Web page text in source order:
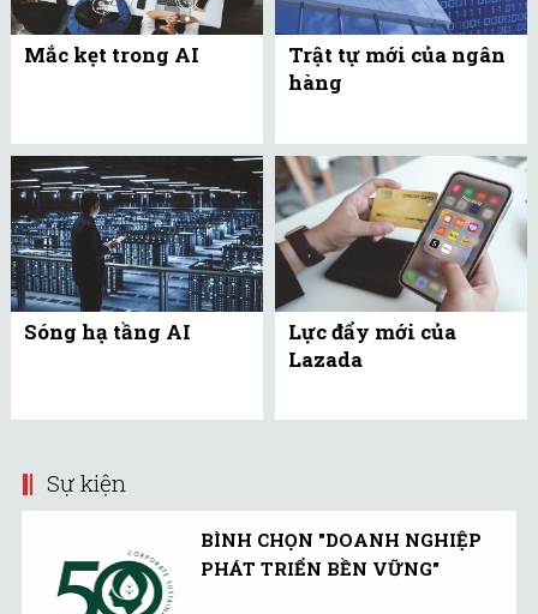
Mắc kẹt trong AI
Trật tự mới của ngân
hàng
Sóng hạ tầng AI
Lực đẩy mới của
Lazada
Sự kiện
BÌNH CHỌN "DOANH NGHIỆP
PHÁT TRIỂN BỀN VỮNG"